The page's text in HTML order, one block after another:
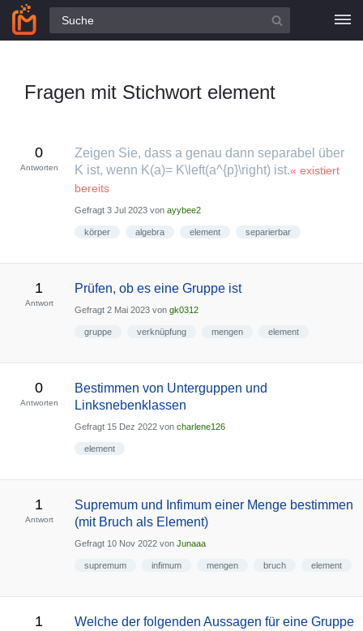
Alle Fragen
Fragen mit Stichwort element
0
Antworten
Zeigen Sie, dass a genau dann separabel über
K ist, wenn K(a)= K\left(a^{p}\right) ist.« existiert
bereits
Gefragt 3 Jul 2023 von ayybee2
körper algebra element separierbar
1
Antwort
Prüfen, ob es eine Gruppe ist
Gefragt 2 Mai 2023 von gk0312
gruppe verknüpfung mengen element
0
Antworten
Bestimmen von Unterguppen und
Linksnebenklassen
Gefragt 15 Dez 2022 von charlene126
element
1
Antwort
Supremum und Infimum einer Menge bestimmen
(mit Bruch als Element)
Gefragt 10 Nov 2022 von Junaaa
supremum infimum mengen bruch element
1
Welche der folgenden Aussagen für eine Gruppe